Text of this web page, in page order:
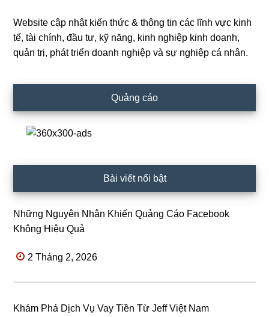
Primary
Sidebar
Website cập nhật kiến thức & thông tin các lĩnh vực kinh
tế, tài chính, đầu tư, kỹ năng, kinh nghiệp kinh doanh,
quản trị, phát triển doanh nghiệp và sự nghiệp cá nhân.
Quảng cáo
Bài viết nổi bật
Những Nguyên Nhân Khiến Quảng Cáo Facebook
Không Hiệu Quả
2 Tháng 2, 2026
Khám Phá Dịch Vụ Vay Tiền Từ Jeff Việt Nam